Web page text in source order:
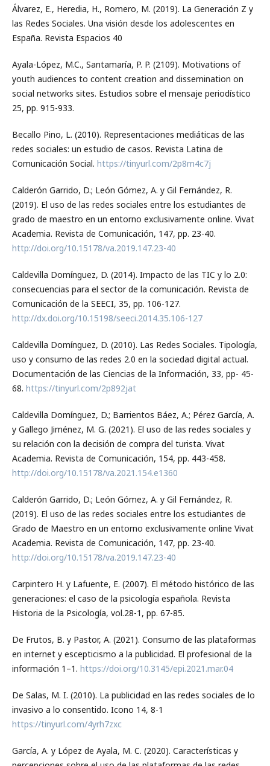
Álvarez, E., Heredia, H., Romero, M. (2019). La Generación Z y
las Redes Sociales. Una visión desde los adolescentes en
España. Revista Espacios 40
Ayala-López, M.C., Santamaría, P. P. (2109). Motivations of
youth audiences to content creation and dissemination on
social networks sites. Estudios sobre el mensaje periodístico
25, pp. 915-933.
Becallo Pino, L. (2010). Representaciones mediáticas de las
redes sociales: un estudio de casos. Revista Latina de
Comunicación Social. https://tinyurl.com/2p8m4c7j
Calderón Garrido, D.; León Gómez, A. y Gil Fernández, R.
(2019). El uso de las redes sociales entre los estudiantes de
grado de maestro en un entorno exclusivamente online. Vivat
Academia. Revista de Comunicación, 147, pp. 23-40.
http://doi.org/10.15178/va.2019.147.23-40
Caldevilla Domínguez, D. (2014). Impacto de las TIC y lo 2.0:
consecuencias para el sector de la comunicación. Revista de
Comunicación de la SEECI, 35, pp. 106-127.
http://dx.doi.org/10.15198/seeci.2014.35.106-127
Caldevilla Domínguez, D. (2010). Las Redes Sociales. Tipología,
uso y consumo de las redes 2.0 en la sociedad digital actual.
Documentación de las Ciencias de la Información, 33, pp- 45-
68. https://tinyurl.com/2p892jat
Caldevilla Domínguez, D.; Barrientos Báez, A.; Pérez García, A.
y Gallego Jiménez, M. G. (2021). El uso de las redes sociales y
su relación con la decisión de compra del turista. Vivat
Academia. Revista de Comunicación, 154, pp. 443-458.
http://doi.org/10.15178/va.2021.154.e1360
Calderón Garrido, D.; León Gómez, A. y Gil Fernández, R.
(2019). El uso de las redes sociales entre los estudiantes de
Grado de Maestro en un entorno exclusivamente online Vivat
Academia. Revista de Comunicación, 147, pp. 23-40.
http://doi.org/10.15178/va.2019.147.23-40
Carpintero H. y Lafuente, E. (2007). El método histórico de las
generaciones: el caso de la psicología española. Revista
Historia de la Psicología, vol.28-1, pp. 67-85.
De Frutos, B. y Pastor, A. (2021). Consumo de las plataformas
en internet y escepticismo a la publicidad. El profesional de la
información 1–1. https://doi.org/10.3145/epi.2021.mar.04
De Salas, M. I. (2010). La publicidad en las redes sociales de lo
invasivo a lo consentido. Icono 14, 8-1
https://tinyurl.com/4yrh7zxc
García, A. y López de Ayala, M. C. (2020). Características y